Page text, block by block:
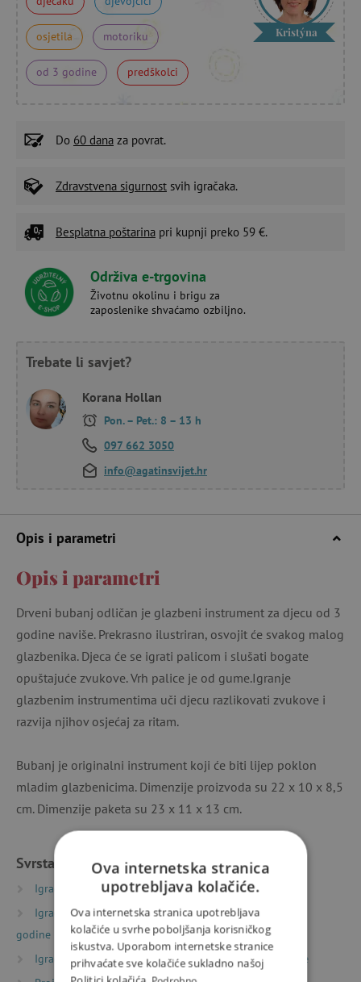
osjetila motoriku
od 3 godine predškolci
Kristýna
Do 60 dana za povrat.
Zdravstvena sigurnost svih igračaka.
Besplatna poštarina pri kupnji preko 59 €.
Održiva e-trgovina
Životnu okolinu i brigu za
zaposlenike shvaćamo ozbiljno.
Trebate li savjet?
Korana Hollan
Pon. – Pet.: 8 – 13 h
097 662 3050
info@agatinsvijet.hr
Opis i parametri
Opis i parametri
Drveni bubanj odličan je glazbeni instrument za djecu od 3
godine naviše. Prekrasno ilustriran, osvojit će svakog malog
glazbenika. Djeca će se igrati palicom i slušati bogate
opuštajuće zvukove. Vrh palice je od gume.Igranje
glazbenim instrumentima uči djecu razlikovati zvukove i
razvija njihov osjećaj za ritam.
Bubanj je originalni instrument koji će biti lijep poklon
mladim glazbenicima. Dimenzije proizvoda su 22 x 10 x 8,5
cm. Dimenzije paketa su 23 x 11 x 13 cm.
Svrstano u kategorije
Igračke prema vrsti
Glazbene igračke
Igračke prema starosti
Igre i igračke za djecu od 3
godine
Igračke prema starosti
Igre i igračke za predškolce
Ova internetska stranica
upotrebljava kolačiće.
Ova internetska stranica upotrebljava
kolačiće u svrhe poboljšanja korisničkog
iskustva. Uporabom internetske stranice
prihvaćate sve kolačiće sukladno našoj